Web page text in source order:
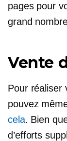
pages pour
grand
Vente
Pour réaliser
pouvez
cela. Bien
d’efforts